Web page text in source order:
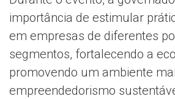
importância de estimular
em empresas de diferentes
segmentos, fortalecendo a
promovendo um ambiente
empreendedorismo